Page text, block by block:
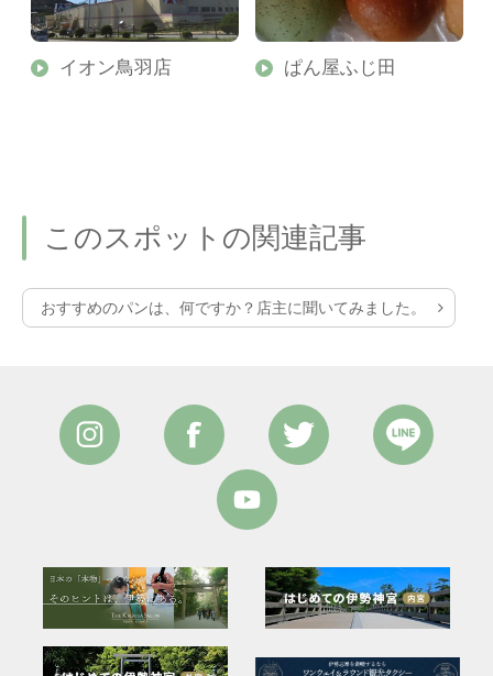
イオン鳥羽店 ぱん屋ふじ田
このスポットの関連記事
おすすめのパンは、何ですか？店主に聞いてみました。